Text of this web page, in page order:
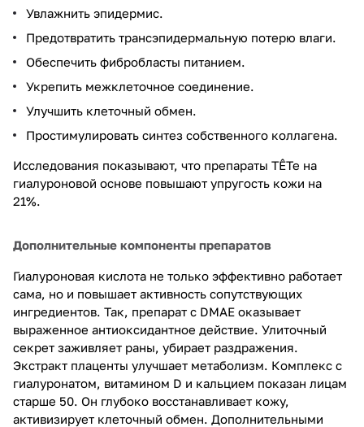
Увлажнить эпидермис.
Предотвратить трансэпидермальную потерю влаги.
Обеспечить фибробласты питанием.
Укрепить межклеточное соединение.
Улучшить клеточный обмен.
Простимулировать синтез собственного коллагена.
Исследования показывают, что препараты TÊTe на
гиалуроновой основе повышают упругость кожи на
21%.
Дополнительные компоненты препаратов
Гиалуроновая кислота не только эффективно работает
сама, но и повышает активность сопутствующих
ингредиентов. Так, препарат с DMAE оказывает
выраженное антиоксидантное действие. Улиточный
секрет заживляет раны, убирает раздражения.
Экстракт плаценты улучшает метаболизм. Комплекс с
гиалуронатом, витамином D и кальцием показан лицам
старше 50. Он глубоко восстанавливает кожу,
активизирует клеточный обмен. Дополнительными